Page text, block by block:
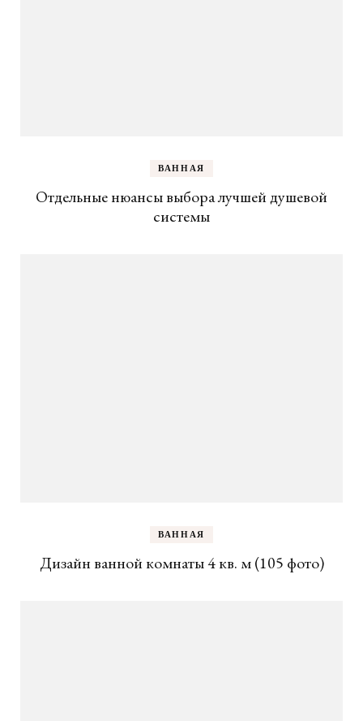
ВАННАЯ
Отдельные нюансы выбора лучшей душевой
системы
ВАННАЯ
Дизайн ванной комнаты 4 кв. м (105 фото)